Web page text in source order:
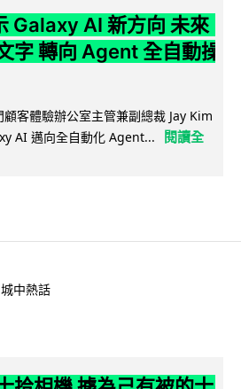
Galaxy AI 新方向 未來
字 轉向 Agent 全自動操
客體驗辦公室主管兼副總裁 Jay Kim
AI 邁向全自動化 Agent...
閱讀全
城中熱話